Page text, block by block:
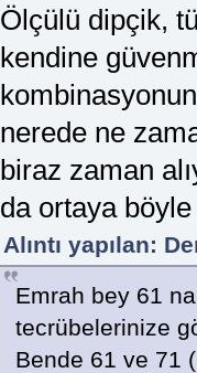
Ölçülü dipçik,
kendine
nerede ne
biraz zaman
da ortaya
Alıntı yapılan:
Emrah bey 61
tecrübelerinize
Bende 61 ve 71